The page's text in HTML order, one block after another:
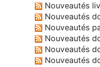
Nouveautés
Nouveautés
Nouveautés
Nouveautés
Nouveautés
Nouveautés